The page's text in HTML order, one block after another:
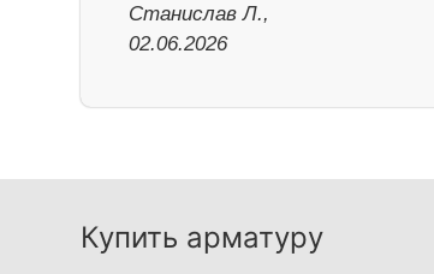
Станислав Л.,
02.06.2026
Купить арматуру